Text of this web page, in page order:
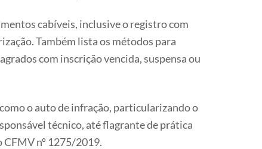
cabíveis, inclusive o registro com
Também lista os métodos para
com inscrição vencida, suspensa ou
o auto de infração, particularizando o
técnico, até flagrante de prática
nº 1275/2019.